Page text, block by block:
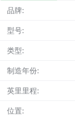
品牌:
型号:
类型:
制造年份:
英里里程:
位置: